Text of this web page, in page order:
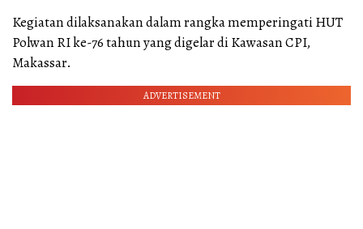
Kegiatan dilaksanakan dalam rangka memperingati HUT
Polwan RI ke-76 tahun yang digelar di Kawasan CPI,
Makassar.
ADVERTISEMENT